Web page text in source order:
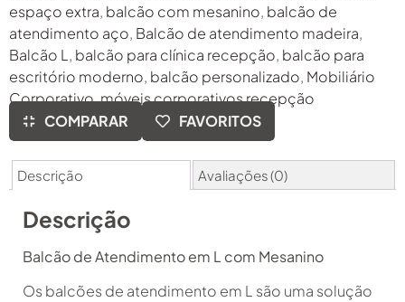
espaço extra, balcão com mesanino, balcão de
atendimento aço, Balcão de atendimento madeira,
Balcão L , balcão para clínica recepção, balcão para
escritório moderno, balcão personalizado, Mobiliário
Corporativo,móveis corporativos recepção
COMPARAR
FAVORITOS
Descrição Avaliações (0)
Descrição
Balcão de Atendimento em L com Mesanino
Os balcões de atendimento em L são uma solução